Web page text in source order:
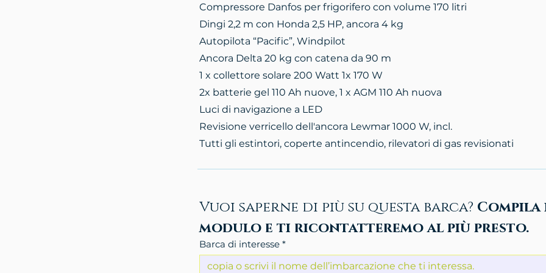
Compressore Danfos per frigorifero con volume 170 litri
Dingi 2,2 m con Honda 2,5 HP, ancora 4 kg
Autopilota “Pacific”, Windpilot
Ancora Delta 20 kg con catena da 90 m
1 x collettore solare 200 Watt 1x 170 W
2x batterie gel 110 Ah nuove, 1 x AGM 110 Ah nuova
Luci di navigazione a LED
Revisione verricello dell'ancora Lewmar 1000 W, incl.
Tutti gli estintori, coperte antincendio, rilevatori di gas revisionati
Vuoi saperne di più su questa barca?
modulo e ti ricontatteremo al più presto.
Barca di interesse *